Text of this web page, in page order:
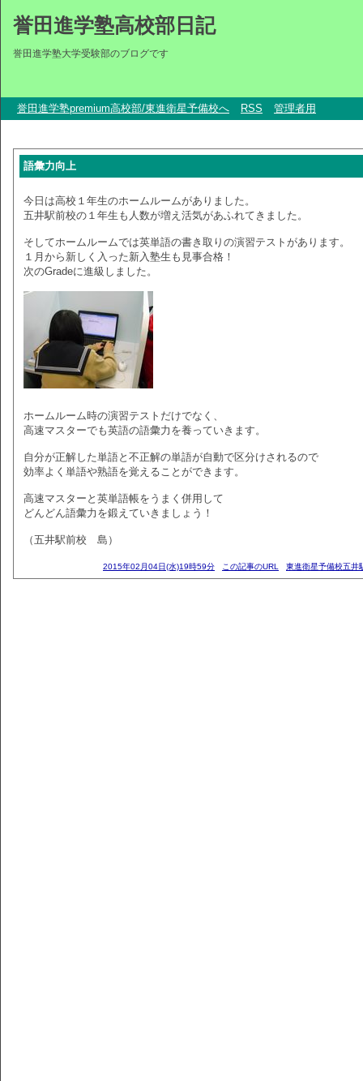
誉田進学塾高校部日記
誉田進学塾大学受験部のブログです
誉田進学塾premium高校部/東進衛星予備校へ RSS 管理者用
語彙力向上
今日は高校１年生のホームルームがありました。
五井駅前校の１年生も人数が増え活気があふれてきました。
そしてホームルームでは英単語の書き取りの演習テストがあります。
１月から新しく入った新入塾生も見事合格！
次のGradeに進級しました。
ホームルーム時の演習テストだけでなく、
高速マスターでも英語の語彙力を養っていきます。
自分が正解した単語と不正解の単語が自動で区分けされるので
効率よく単語や熟語を覚えることができます。
高速マスターと英単語帳をうまく併用して
どんどん語彙力を鍛えていきましょう！
（五井駅前校 島）
2015年02月04日(水)19時59分 この記事のURL 東進衛星予備校五井